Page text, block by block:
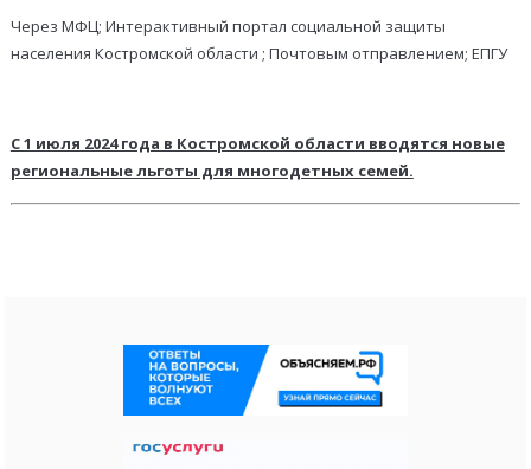
Через МФЦ; Интерактивный портал социальной защиты
населения Костромской области ; Почтовым отправлением; ЕПГУ
С 1 июля 2024 года в Костромской области вводятся новые
региональные льготы для многодетных семей.